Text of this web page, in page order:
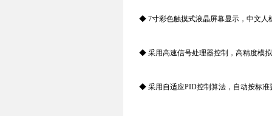
◆ 7寸彩色触摸式液晶屏幕显示，中文人
◆ 采用高速信号处理器控制，高精度模
◆ 采用自适应PID控制算法，自动按标准